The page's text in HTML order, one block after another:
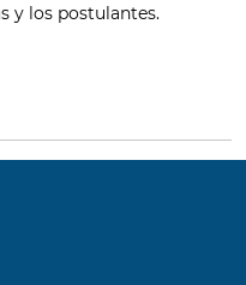
y los postulantes.